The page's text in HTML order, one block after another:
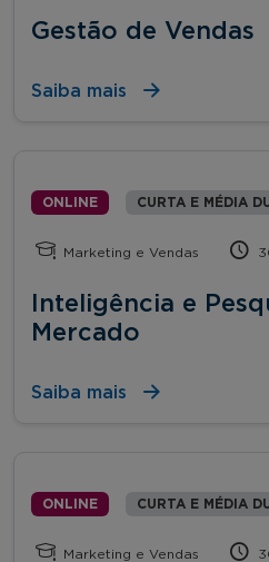
Gestão de Vendas
Saiba mais
ONLINE CURTA E MÉDIA
Marketing e Vendas
Inteligência e
Mercado
Saiba mais
ONLINE CURTA E MÉDIA
Marketing e Vendas